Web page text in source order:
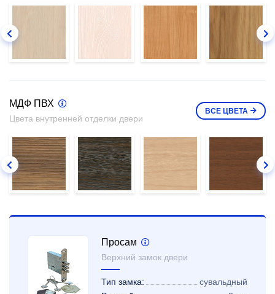
МДФ ПВХ
Цвета внутренней отделки двери
ВСЕ ЦВЕТА
Просам
Верхний замок двери
Тип замка:
сувальдный